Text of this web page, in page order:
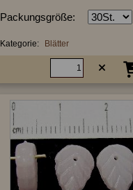
Packungsgröße:
Kategorie: Blätter